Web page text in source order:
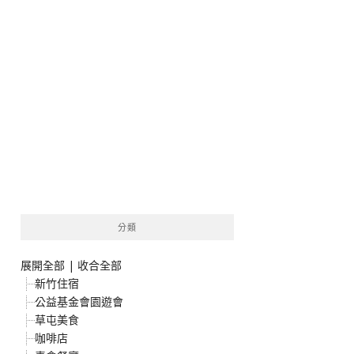
分類
展開全部 | 收合全部
新竹住宿
公益基金會園遊會
草屯美食
咖啡店